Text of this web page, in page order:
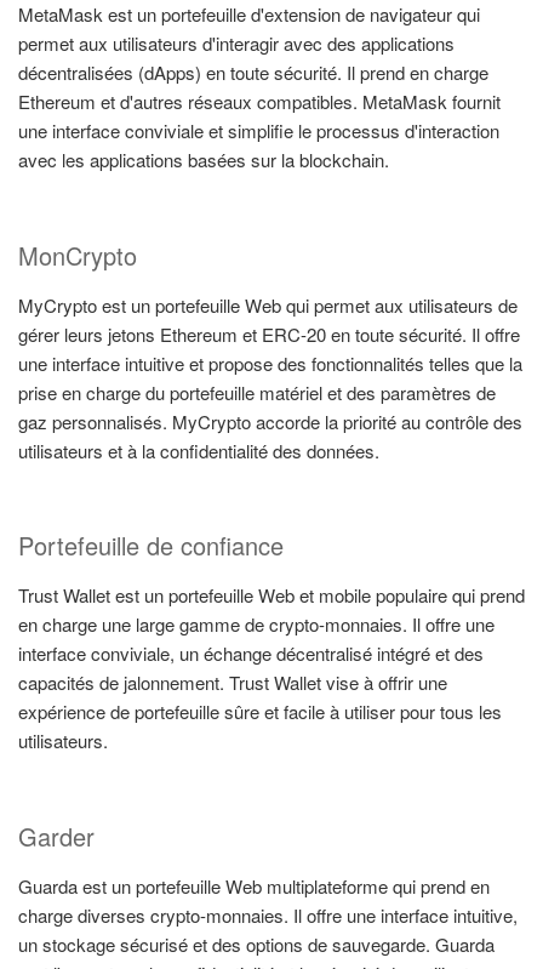
MetaMask est un portefeuille d'extension de navigateur qui
permet aux utilisateurs d'interagir avec des applications
décentralisées (dApps) en toute sécurité. Il prend en charge
Ethereum et d'autres réseaux compatibles. MetaMask fournit
une interface conviviale et simplifie le processus d'interaction
avec les applications basées sur la blockchain.
MonCrypto
MyCrypto est un portefeuille Web qui permet aux utilisateurs de
gérer leurs jetons Ethereum et ERC-20 en toute sécurité. Il offre
une interface intuitive et propose des fonctionnalités telles que la
prise en charge du portefeuille matériel et des paramètres de
gaz personnalisés. MyCrypto accorde la priorité au contrôle des
utilisateurs et à la confidentialité des données.
Portefeuille de confiance
Trust Wallet est un portefeuille Web et mobile populaire qui prend
en charge une large gamme de crypto-monnaies. Il offre une
interface conviviale, un échange décentralisé intégré et des
capacités de jalonnement. Trust Wallet vise à offrir une
expérience de portefeuille sûre et facile à utiliser pour tous les
utilisateurs.
Garder
Guarda est un portefeuille Web multiplateforme qui prend en
charge diverses crypto-monnaies. Il offre une interface intuitive,
un stockage sécurisé et des options de sauvegarde. Guarda